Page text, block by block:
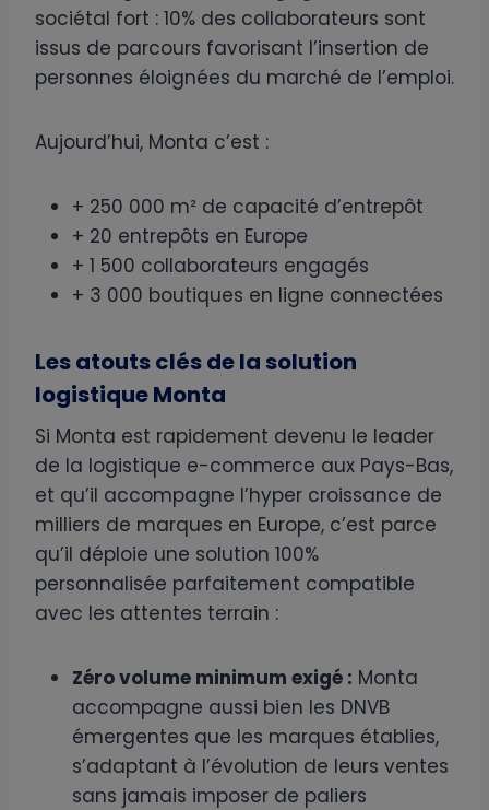
sociétal fort : 10% des collaborateurs sont
issus de parcours favorisant l’insertion de
personnes éloignées du marché de l’emploi.
Aujourd’hui, Monta c’est :
+ 250 000 m² de capacité d’entrepôt
+ 20 entrepôts en Europe
+ 1 500 collaborateurs engagés
+ 3 000 boutiques en ligne connectées
Les atouts clés de la solution
logistique Monta
Si Monta est rapidement devenu le leader
de la logistique e-commerce aux Pays-Bas,
et qu’il accompagne l’hyper croissance de
milliers de marques en Europe, c’est parce
qu’il déploie une solution 100%
personnalisée parfaitement compatible
avec les attentes terrain :
Zéro volume minimum exigé : Monta
accompagne aussi bien les DNVB
émergentes que les marques établies,
s’adaptant à l’évolution de leurs ventes
sans jamais imposer de paliers